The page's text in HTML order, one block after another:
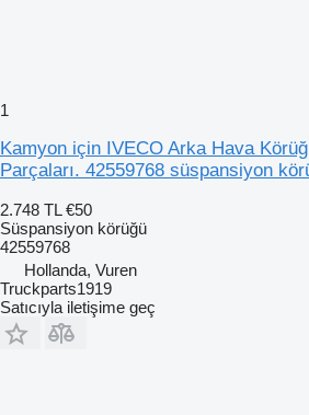
1
Kamyon için IVECO Arka Hava
Parçaları. 42559768 süspansiyon
2.748 TL €50
Süspansiyon körüğü
42559768
Hollanda, Vuren
Truckparts1919
Satıcıyla iletişime geç